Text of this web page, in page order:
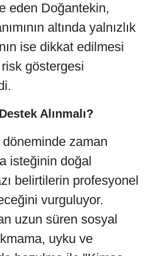
eden Doğantekin,
altında yalnızlık
ise dikkat edilmesi
göstergesi
Alınmalı?
zaman
isteğinin doğal
belirtilerin profesyonel
vurguluyor.
uzun süren sosyal
uyku ve